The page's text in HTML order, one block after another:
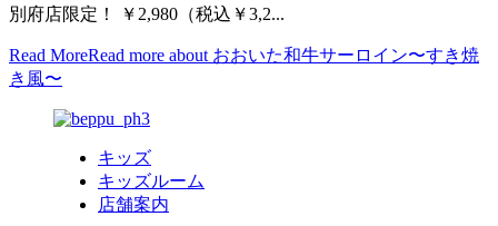
別府店限定！ ￥2,980（税込￥3,2...
Read MoreRead more about おおいた和牛サーロイン〜すき焼
き風〜
キッズ
キッズルーム
店舗案内